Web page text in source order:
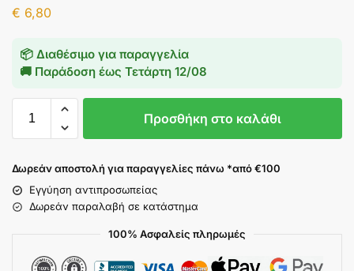
€ 6,80
📦 Διαθέσιμο για παραγγελία
🚚 Παράδοση έως Τετάρτη 12/08
Προσθήκη στο καλάθι
Δωρεάν αποστολή για παραγγελίες πάνω *από €100
Εγγύηση αντιπροσωπείας
Δωρεάν παραλαβή σε κατάστημα
100% Ασφαλείς πληρωμές